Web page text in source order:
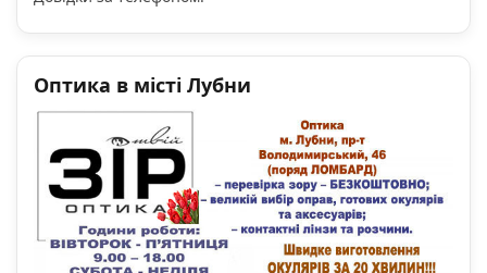
Оптика в місті Лубни